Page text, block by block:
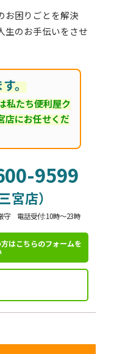
お困りごとを解決
生のお手伝いをさせ
。
私たち便利屋ク
店にお任せくだ
9599
宮店）
守 電話受付:10時～23時
はこちらのフォームを